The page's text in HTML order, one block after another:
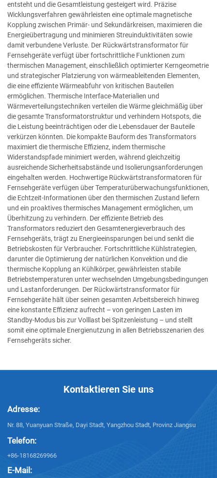
entsteht und die Gesamtleistung gesteigert wird. Präzise
Wicklungsverfahren gewährleisten eine optimale magnetische
Kopplung zwischen Primär- und Sekundärkreisen, maximieren die
Energieübertragung und minimieren Streuinduktivitäten sowie
damit verbundene Verluste. Der Rückwärtstransformator für
Fernsehgeräte verfügt über fortschrittliche Funktionen zum
thermischen Management, einschließlich optimierter Kerngeometrie
und strategischer Platzierung von wärmeableitenden Elementen,
die eine effiziente Wärmeabfuhr von kritischen Bauteilen
ermöglichen. Thermische Interface-Materialien und
Wärmeverteilungstechniken verteilen die Wärme gleichmäßig über
die gesamte Transformatorstruktur und verhindern Hotspots, die
die Leistung beeinträchtigen oder die Lebensdauer der Bauteile
verkürzen könnten. Die kompakte Bauform des Transformators
maximiert die thermische Effizienz, indem thermische
Widerstandspfade minimiert werden, während gleichzeitig
ausreichende Sicherheitsabstände und Isolierungsanforderungen
eingehalten werden. Hochwertige Rückwärtstransformatoren für
Fernsehgeräte verfügen über Temperaturüberwachungsfunktionen,
die Echtzeit-Informationen über den thermischen Zustand liefern
und ein proaktives thermisches Management ermöglichen, um
Überhitzung zu verhindern. Der effiziente Betrieb des
Transformators reduziert den Gesamtenergieverbrauch des
Fernsehgeräts, trägt zu Energieeinsparungen bei und senkt die
Betriebskosten für Verbraucher. Fortschrittliche Kühlstrategien,
darunter die Optimierung der natürlichen Konvektion und die
thermische Kopplung an Kühlkörper, gewährleisten stabile
Betriebstemperaturen unter wechselnden Umgebungsbedingungen
und Lastanforderungen. Der Rückwärtstransformator für
Fernsehgeräte hält über seinen gesamten Arbeitsbereich hinweg
eine konstante Effizienz aufrecht – von geringen Lasten im
Standby-Modus bis zur Volllast bei Spitzenleistung – und stellt
somit eine optimale Energienutzung in allen Betriebsszenarien des
Fernsehgeräts sicher.
Kontaktieren Sie uns
Adresse:
Nr. 88, Yuanyuan Straße, Dayi Stadt, Yangzhou Stadt, Provinz Jiangsu
Telefon:
+86-18168269966
E-Mail: